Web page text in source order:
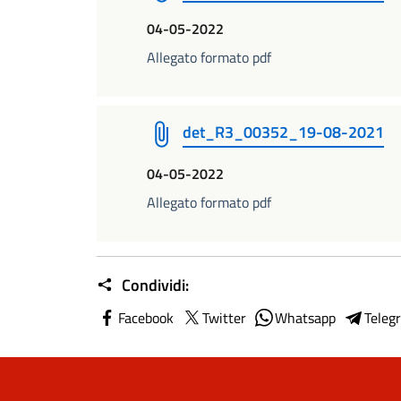
04-05-2022
Allegato formato pdf
det_R3_00352_19-08-2021
04-05-2022
Allegato formato pdf
Condividi:
Facebook Twitter Whatsapp